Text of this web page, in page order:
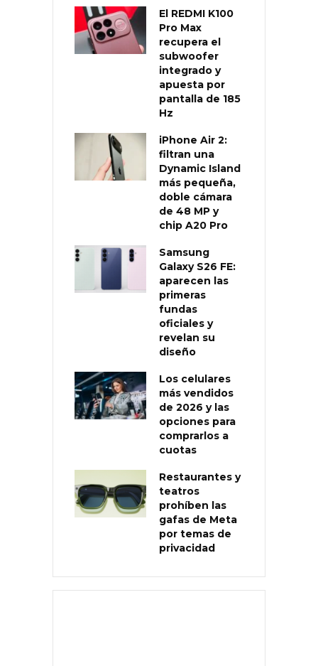
El REDMI K100
Pro Max
recupera el
subwoofer
integrado y
apuesta por
pantalla de 185
Hz
iPhone Air 2:
filtran una
Dynamic Island
más pequeña,
doble cámara
de 48 MP y
chip A20 Pro
Samsung
Galaxy S26 FE:
aparecen las
primeras
fundas
oficiales y
revelan su
diseño
Los celulares
más vendidos
de 2026 y las
opciones para
comprarlos a
cuotas
Restaurantes y
teatros
prohíben las
gafas de Meta
por temas de
privacidad